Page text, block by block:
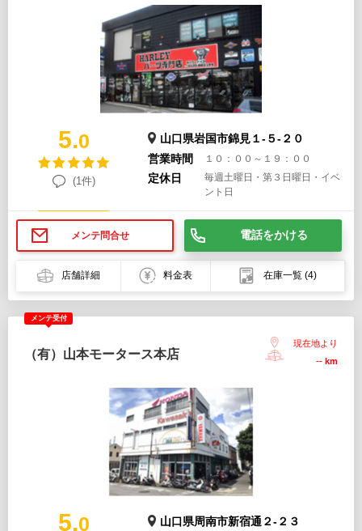
5.0
(1件)
山口県岩国市錦見１-５-２０
営業時間
１０：００～１９：００
定休日
毎週土曜日・第３日曜日・イベ
ント日
メンテ問合せ 電話をかける
店舗詳細 料金表 在庫一覧 (4)
メンテ受付
（有）山本モータース本店
現在地より
-- km
5.0 山口県周南市新宿通２-２３